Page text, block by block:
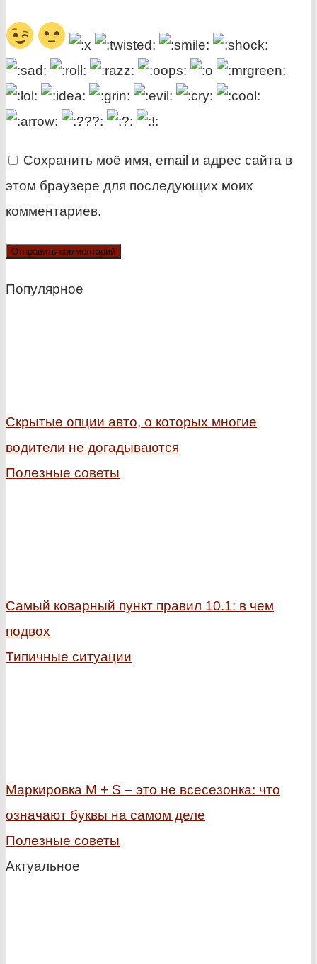
Сохранить моё имя, email и адрес сайта в
этом браузере для последующих моих
комментариев.
Популярное
Скрытые опции авто, о которых многие
водители не догадываются
Полезные советы
Самый коварный пункт правил 10.1: в чем
подвох
Типичные ситуации
Маркировка M + S – это не всесезонка: что
означают буквы на самом деле
Полезные советы
Актуальное